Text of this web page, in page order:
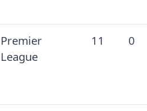
Premier
League
11 0